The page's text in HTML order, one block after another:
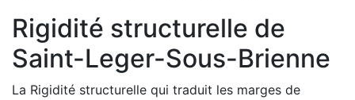
Rigidité structurelle de
Saint-Leger-Sous-Brienne
La Rigidité structurelle qui traduit les marges de